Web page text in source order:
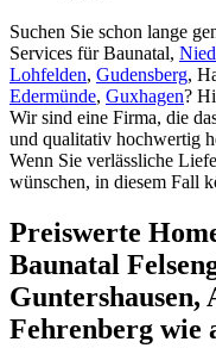
Suchen Sie schon lange
Services für Baunatal,
Lohfelden, Gudensberg,
Edermünde, Guxhagen?
Wir sind eine Firma, die
und qualitativ hochwertig
Wenn Sie verlässliche
wünschen, in diesem Fall
Preiswerte
Baunatal
Fehrenberg wie